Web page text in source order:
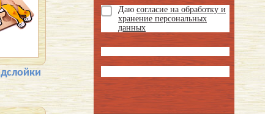
Даю согласие на обработку и
хранение персональных
данных